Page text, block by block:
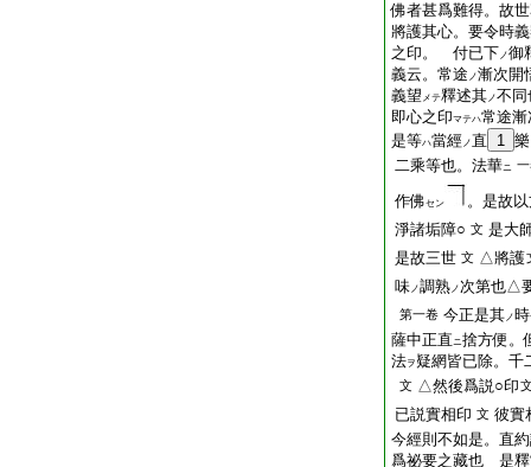
佛者甚爲難得。故
將護其心。要令時
之印。 付已下ノ御
義云。常途 ノ漸次開
義望 メテ釋述其ノ不同
即心之印マテハ常途漸
是等ハ當經ノ直 1 樂
二乘等也。法華ニ
作佛セン
。是故
淨諸垢障○ 文 是大
是故三世 文 △將護
味ノ調熟ノ次第也△
第一卷 今正是其ノ時
薩中正直ニ捨方便。
法ヲ 疑網皆已除。千
文 △然後爲説○印
已説實相印 文 彼實
今經則不如是。直
爲祕要之藏也 是釋